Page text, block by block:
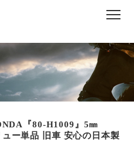
『80-H1009』5㎜
ー単品 旧車 安心の日本製